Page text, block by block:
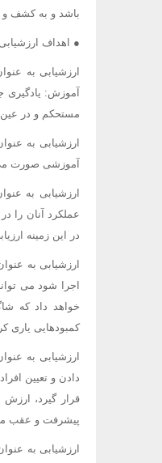
باشد و به کشف و
● اهداف ارزشیابی
ارزشیابی به
آموزش: یادگیری
مستحکم و در عین
ارزشیابی به
آموزشی صورت
ارزشیابی به
عملکرد آنان را
در این زمینه
ارزشیابی به
اجرا شود می
خواهد داد که
کمبودهایی یاری
ارزشیابی به
دادن و تعیین
قرار گیرد، ارزش
پیشرفت و عقب
ارزشیابی به